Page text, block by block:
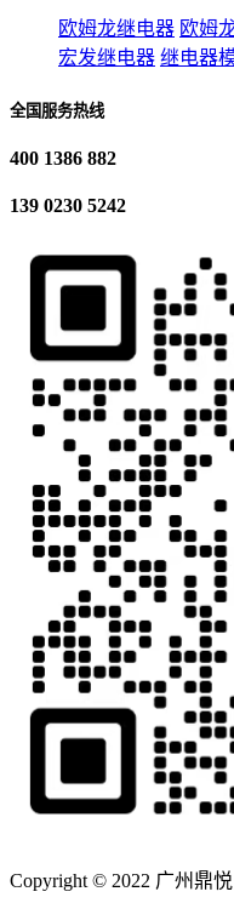
欧姆龙继电器 欧姆
宏发继电器 继电器
全国服务热线
400 1386 882
139 0230 5242
Copyright © 2022 广州鼎